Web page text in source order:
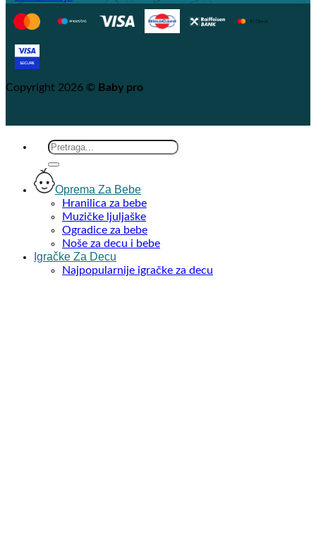
Copyright 2026 © Baby pro
Search
Oprema Za Bebe
Hranilica za bebe
Muzičke ljuljaške
Ogradice za bebe
Noše za decu i bebe
Igračke Za Decu
Najpopularnije igračke za decu